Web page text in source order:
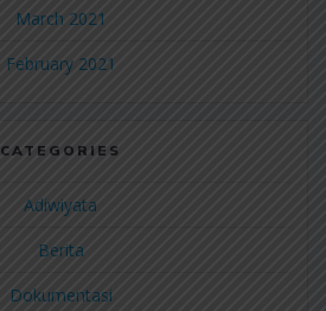
March 2021
February 2021
CATEGORIES
Adiwiyata
Berita
Dokumentasi